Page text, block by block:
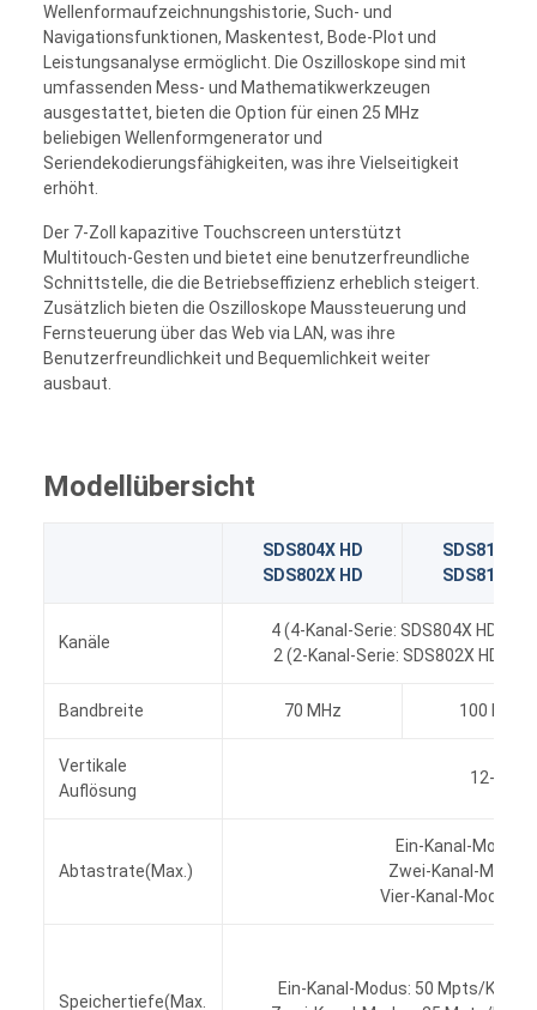
Wellenformaufzeichnungshistorie, Such- und
Navigationsfunktionen, Maskentest, Bode-Plot und
Leistungsanalyse ermöglicht. Die Oszilloskope sind mit
umfassenden Mess- und Mathematikwerkzeugen
ausgestattet, bieten die Option für einen 25 MHz
beliebigen Wellenformgenerator und
Seriendekodierungsfähigkeiten, was ihre Vielseitigkeit
erhöht.
Der 7-Zoll kapazitive Touchscreen unterstützt
Multitouch-Gesten und bietet eine benutzerfreundliche
Schnittstelle, die die Betriebseffizienz erheblich steigert.
Zusätzlich bieten die Oszilloskope Maussteuerung und
Fernsteuerung über das Web via LAN, was ihre
Benutzerfreundlichkeit und Bequemlichkeit weiter
ausbaut.
Modellübersicht
SDS804X HD
SDS802X HD
SDS814X
SDS812X
Kanäle
4 (4-Kanal-Serie: SDS804X HD,
2 (2-Kanal-Serie: SDS802X HD,
Bandbreite 70 MHz 100 MHz
Vertikale
Auflösung
12-bit
Abtastrate(Max.)
Ein-Kanal-
Zwei-Kanal-
Vier-Kanal-
Speichertiefe(Max.
Ein-Kanal-Modus: 50 Mpts/Kanal